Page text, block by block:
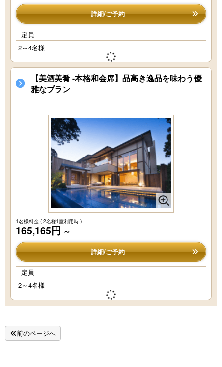
閉じる
ご宿泊予約 HOME
詳細/ご予約
定員
2～4名様
【美酒美肴 -本格和会席】品高き逸品を味わう優
雅なプラン
1名様料金 ( 2名様1室利用時 )
165,165円 ～
詳細/ご予約
定員
2～4名様
前のページへ